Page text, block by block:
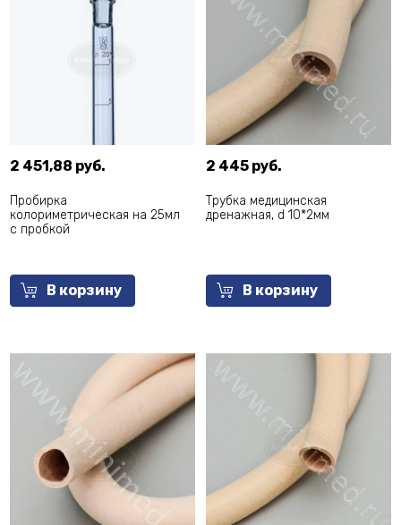
2 451,88 руб.
Пробирка
колориметрическая на 25мл
с пробкой
В корзину
2 445 руб.
Трубка медицинская
дренажная, d 10*2мм
В корзину